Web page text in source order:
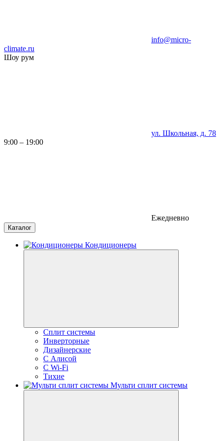
info@micro-
climate.ru
Шоу рум
ул. Школьная, д. 78
9:00 – 19:00
Ежедневно
Каталог
Кондиционеры
Сплит системы
Инверторные
Дизайнерские
С Алисой
C Wi-Fi
Тихие
Мульти сплит системы